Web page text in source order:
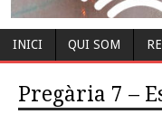
INICI QUI SOM
Pregària 7 –